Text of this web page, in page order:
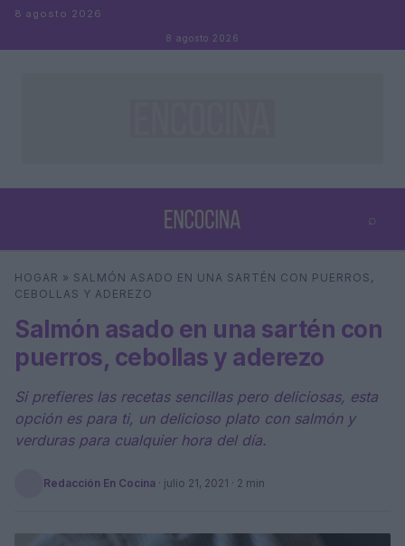
Saltar al contenido
8 agosto 2026
8 agosto 2026
⌕
Buscar ⌕ ×
HOGAR » SALMÓN ASADO EN UNA SARTÉN CON PUERROS,
CEBOLLAS Y ADEREZO
Salmón asado en una sartén con
puerros, cebollas y aderezo
Si prefieres las recetas sencillas pero deliciosas, esta
opción es para ti, un delicioso plato con salmón y
verduras para cualquier hora del día.
Redacción En Cocina · julio 21, 2021 · 2 min